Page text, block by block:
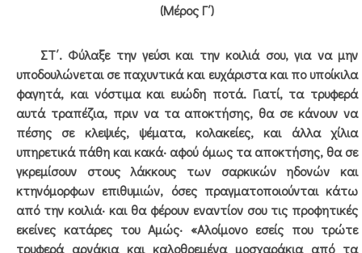
(Μέρος Γ΄)
ΣΤ΄. Φύλαξε την γεύσι και την κοιλιά σου, για να μην
υποδουλώνεται σε παχυντικά και ευχάριστα και πο υποίκιλα
φαγητά, και νόστιμα και ευώδη ποτά. Γιατί, τα τρυφερά
αυτά τραπέζια, πριν να τα αποκτήσης, θα σε κάνουν να
πέσης σε κλεψιές, ψέματα, κολακείες, και άλλα χίλια
υπηρετικά πάθη και κακά· αφού όμως τα αποκτήσης, θα σε
γκρεμίσουν στους λάκκους των σαρκικών ηδονών και
κτηνόμορφων επιθυμιών, όσες πραγματοποιούνται κάτω
από την κοιλιά· και θα φέρουν εναντίον σου τις προφητικές
εκείνες κατάρες του Αμώς· «Αλοίμονο εσείς που τρώτε
τρυφερά αρνάκια και καλοθρεμένα μοσχαράκια από τα